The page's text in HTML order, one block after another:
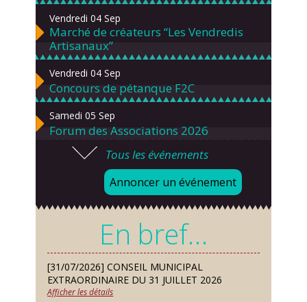
Vendredi 04 Sep
Marché de créateurs “Les Vendredis
Artisanaux”
Vendredi 04 Sep
Concours de pétanque F2C
Samedi 05 Sep
Forum des Associations 2026
Lundi 07 Sep
Danses solo et en couple – cours
d’essai gratuit
Mardi 08 Sep
Chorale À travers chants
Samedi 12 Sep
Défi de pêche aux leurres (concept
lure house)
Tous les événements
Annoncer un événement
En bref…
[31/07/2026] CONSEIL MUNICIPAL
EXTRAORDINAIRE DU 31 JUILLET 2026
Afficher les détails